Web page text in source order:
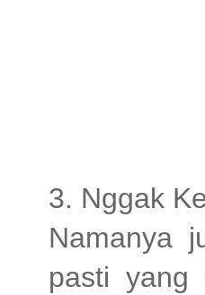
3. Nggak
Namanya
pasti yang